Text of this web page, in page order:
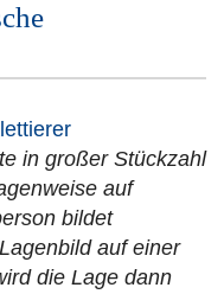
in großer Stückzahl
auf
bildet
auf einer
die Lage dann